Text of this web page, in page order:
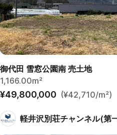
御代田 雪窓公園南 売土地
1,166.00m²
¥49,800,000 (¥42,710/m²)
軽井沢別荘チャンネル(第